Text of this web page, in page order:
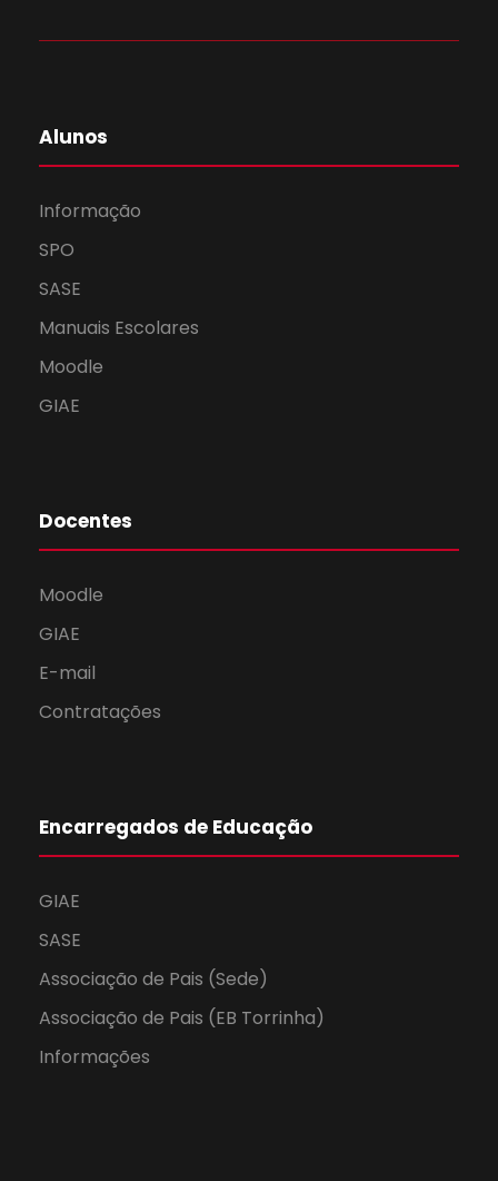
Alunos
Informação
SPO
SASE
Manuais Escolares
Moodle
GIAE
Docentes
Moodle
GIAE
E-mail
Contratações
Encarregados de Educação
GIAE
SASE
Associação de Pais (Sede)
Associação de Pais (EB Torrinha)
Informações